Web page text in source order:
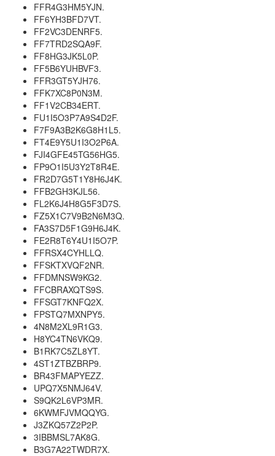
FFR4G3HM5YJN.
FF6YH3BFD7VT.
FF2VC3DENRF5.
FF7TRD2SQA9F.
FF8HG3JK5L0P.
FF5B6YUHBVF3.
FFR3GT5YJH76.
FFK7XC8P0N3M.
FF1V2CB34ERT.
FU1I5O3P7A9S4D2F.
F7F9A3B2K6G8H1L5.
FT4E9Y5U1I3O2P6A.
FJI4GFE45TG56HG5.
FP9O1I5U3Y2T8R4E.
FR2D7G5T1Y8H6J4K.
FFB2GH3KJL56.
FL2K6J4H8G5F3D7S.
FZ5X1C7V9B2N6M3Q.
FA3S7D5F1G9H6J4K.
FE2R8T6Y4U1I5O7P.
FFRSX4CYHLLQ.
FFSKTXVQF2NR.
FFDMNSW9KG2.
FFCBRAXQTS9S.
FFSGT7KNFQ2X.
FPSTQ7MXNPY5.
4N8M2XL9R1G3.
H8YC4TN6VKQ9.
B1RK7C5ZL8YT.
4ST1ZTBZBRP9.
BR43FMAPYEZZ.
UPQ7X5NMJ64V.
S9QK2L6VP3MR.
6KWMFJVMQQYG.
J3ZKQ57Z2P2P.
3IBBMSL7AK8G.
B3G7A22TWDR7X.